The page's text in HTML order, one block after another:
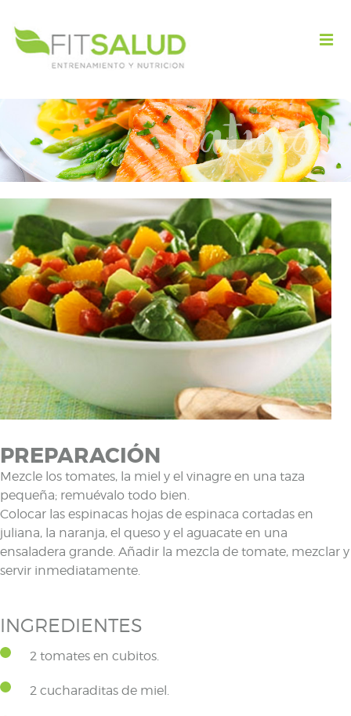
PREPARACIÓN
Mezcle los tomates, la miel y el vinagre en una taza
pequeña; remuévalo todo bien.
Colocar las espinacas hojas de espinaca cortadas en
juliana, la naranja, el queso y el aguacate en una
ensaladera grande. Añadir la mezcla de tomate, mezclar y
servir inmediatamente.
INGREDIENTES
2 tomates en cubitos.
2 cucharaditas de miel.